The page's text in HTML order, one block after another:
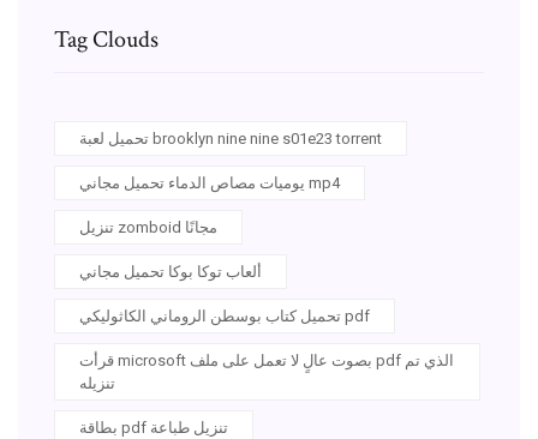
Tag Clouds
تحميل لعبة brooklyn nine nine s01e23 torrent
يوميات مصاص الدماء تحميل مجاني mp4
تنزيل zomboid مجانًا
ألعاب توكا بوكا تحميل مجاني
تحميل كتاب بوسطن الروماني الكاثوليكي pdf
قرأت microsoft بصوت عالٍ لا تعمل على ملف pdf الذي تم
تنزيله
بطاقة pdf تنزيل طباعة